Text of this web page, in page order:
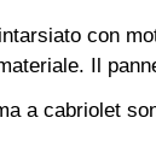
con
Il
a cabriolet